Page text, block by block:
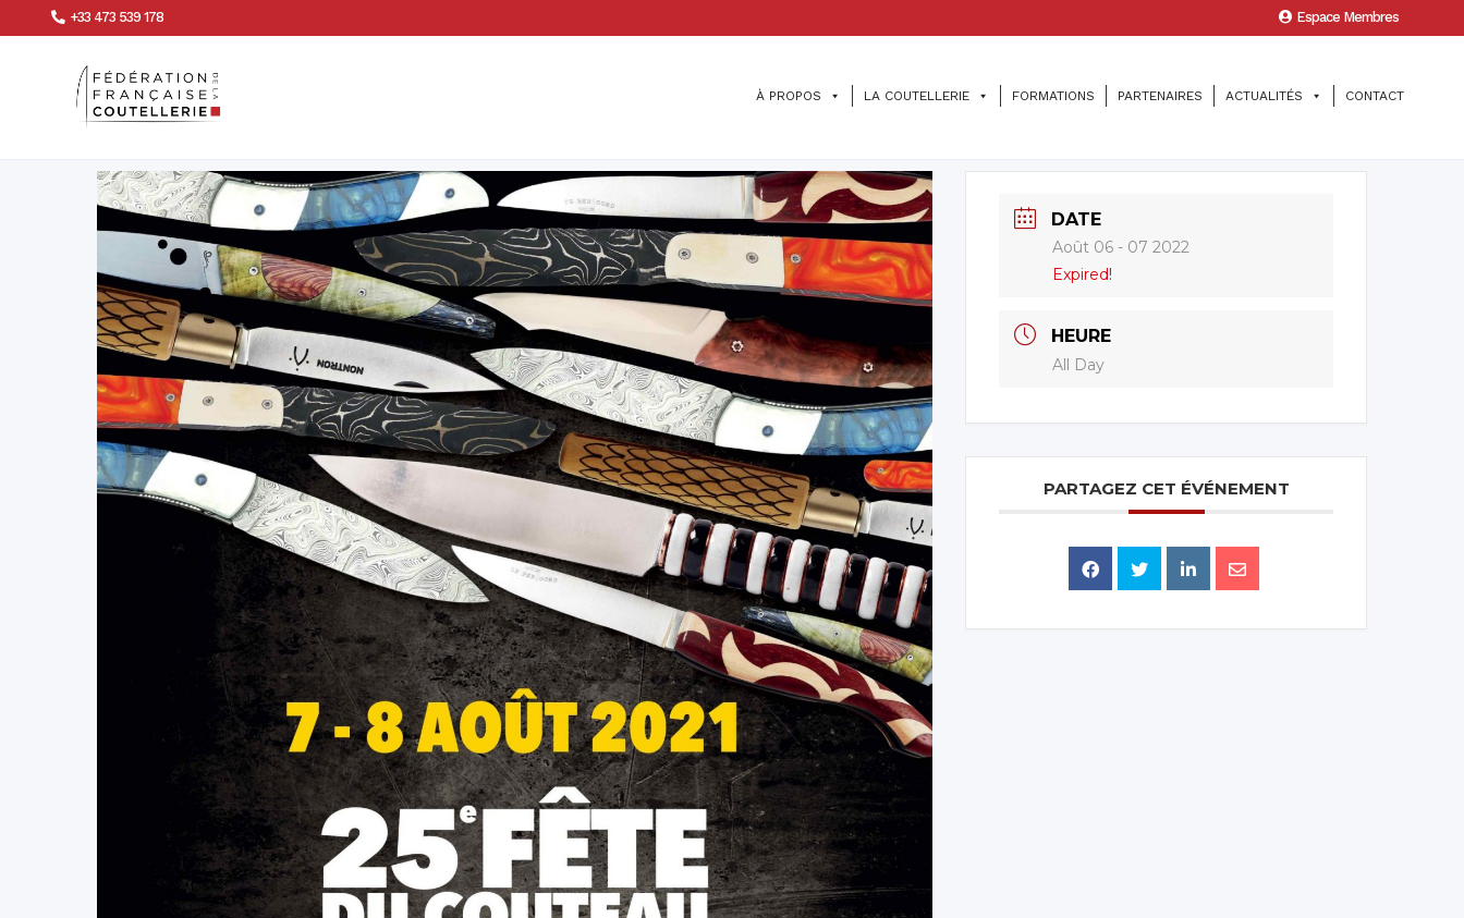
+33 473 539 178 Espace Membres
À PROPOS LA COUTELLERIE FORMATIONS PARTENAIRES ACTUALITÉS CONTACT
DATE
Août 06 - 07 2022
Expired!
HEURE
All Day
PARTAGEZ CET ÉVÉNEMENT